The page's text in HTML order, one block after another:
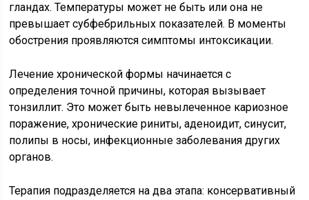
гландах. Температуры может не быть или она не
превышает субфебрильных показателей. В моменты
обострения проявляются симптомы интоксикации.
Лечение хронической формы начинается с
определения точной причины, которая вызывает
тонзиллит. Это может быть невылеченное кариозное
поражение, хронические риниты, аденоидит, синусит,
полипы в носы, инфекционные заболевания других
органов.
Терапия подразделяется на два этапа: консервативный